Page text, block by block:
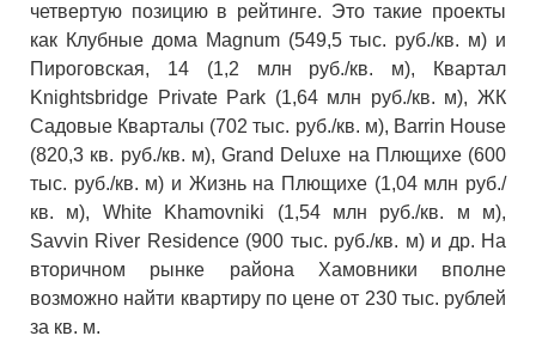
четвертую позицию в рейтинге. Это такие проекты
как Клубные дома Magnum (549,5 тыс. руб./кв. м) и
Пироговская, 14 (1,2 млн руб./кв. м), Квартал
Knightsbridge Private Park (1,64 млн руб./кв. м), ЖК
Садовые Кварталы (702 тыс. руб./кв. м), Barrin House
(820,3 кв. руб./кв. м), Grand Deluxe на Плющихе (600
тыс. руб./кв. м) и Жизнь на Плющихе (1,04 млн руб./
кв. м), White Khamovniki (1,54 млн руб./кв. м м),
Savvin River Residence (900 тыс. руб./кв. м) и др. На
вторичном рынке района Хамовники вполне
возможно найти квартиру по цене от 230 тыс. рублей
за кв. м.